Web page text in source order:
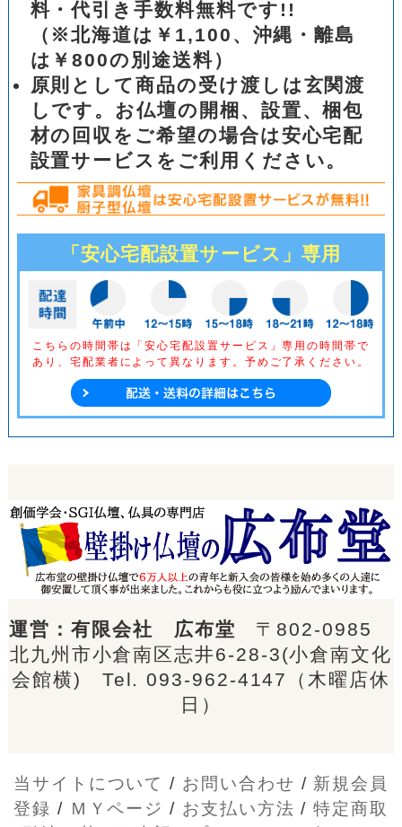
料・代引き手数料無料です!!
（※北海道は￥1,100、沖縄・離島
は￥800の別途送料）
原則として商品の受け渡しは玄関渡
しです。お仏壇の開梱、設置、梱包
材の回収をご希望の場合は安心宅配
設置サービスをご利用ください。
「安心宅配設置サービス」専用
こちらの時間帯は「安心宅配設置サービス」専用の時間帯で
あり、 宅配業者によって異なります。予めご了承ください。
運営：有限会社 広布堂 〒802-0985
北九州市小倉南区志井6-28-3(小倉南文化
会館横) Tel.093-962-4147
（木曜店休
日）
当サイトについて / お問い合わせ / 新規会員
登録 / ＭＹページ / お支払い方法 /特定商取